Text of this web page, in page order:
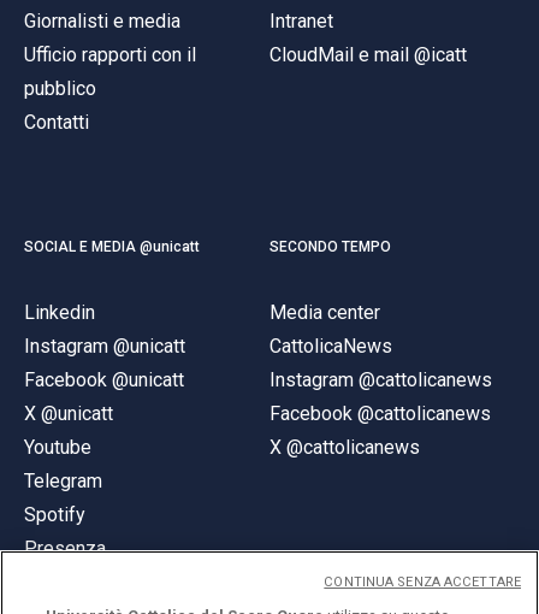
Giornalisti e media
Ufficio rapporti con il
pubblico
Contatti
Intranet
CloudMail e mail @icatt
SOCIAL E MEDIA @unicatt
Linkedin
Instagram @unicatt
Facebook @unicatt
X @unicatt
Youtube
Telegram
Spotify
Presenza
SECONDO TEMPO
Media center
CattolicaNews
Instagram @cattolicanews
Facebook @cattolicanews
X @cattolicanews
CONTINUA SENZA ACCETTARE